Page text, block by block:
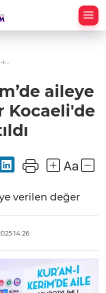
aileye
Kocaeli'de
verilen değer
14:26